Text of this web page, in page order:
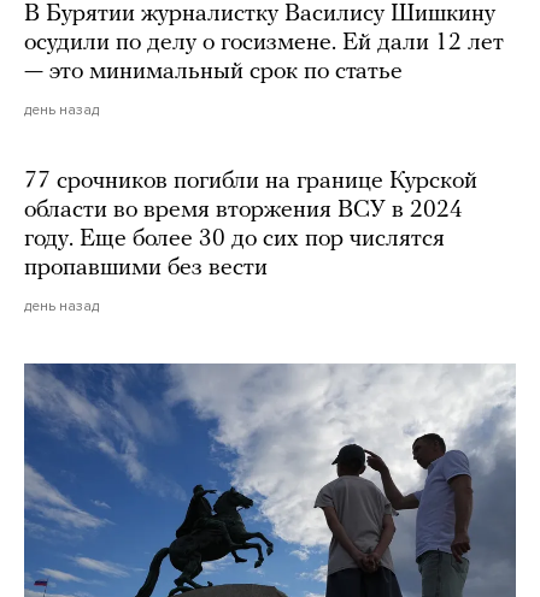
В Бурятии журналистку Василису Шишкину
осудили по делу о госизмене. Ей дали 12 лет
— это минимальный срок по статье
день назад
77 срочников погибли на границе Курской
области во время вторжения ВСУ в 2024
году. Еще более 30 до сих пор числятся
пропавшими без вести
день назад